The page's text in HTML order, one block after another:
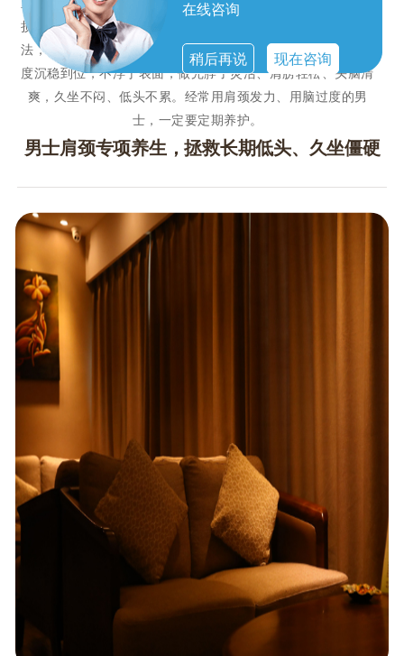
在线咨询
稍后再说 现在咨询
损更深的特点，采用深层舒缓、筋膜松解、经络疏通的组合手
法，精准化开肩颈结节、放松斜方肌紧张、疏通肩背气血。力
度沉稳到位，不浮于表面，做完脖子灵活、肩膀轻松、头脑清
爽，久坐不闷、低头不累。经常用肩颈发力、用脑过度的男
士，一定要定期养护。
男士肩颈专项养生，拯救长期低头、久坐僵硬